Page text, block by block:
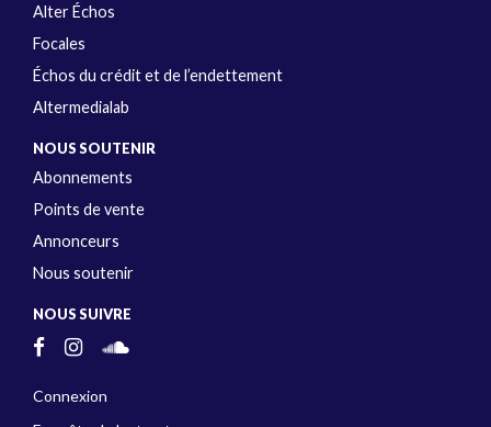
Alter Échos
Focales
Échos du crédit et de l’endettement
Altermedialab
NOUS SOUTENIR
Abonnements
Points de vente
Annonceurs
Nous soutenir
NOUS SUIVRE
Connexion